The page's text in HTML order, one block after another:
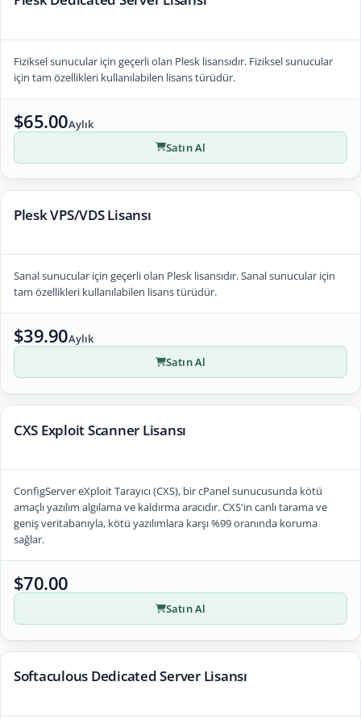
Fiziksel sunucular için geçerli olan Plesk lisansıdır. Fiziksel sunucular
için tam özellikleri kullanılabilen lisans türüdür.
$65.00Aylık
Satın Al
Plesk VPS/VDS Lisansı
Sanal sunucular için geçerli olan Plesk lisansıdır. Sanal sunucular için
tam özellikleri kullanılabilen lisans türüdür.
$39.90Aylık
Satın Al
CXS Exploit Scanner Lisansı
ConfigServer eXploit Tarayıcı (CXS), bir cPanel sunucusunda kötü
amaçlı yazılım algılama ve kaldırma aracıdır. CXS'in canlı tarama ve
geniş veritabanıyla, kötü yazılımlara karşı %99 oranında koruma
sağlar.
$70.00
Satın Al
Softaculous Dedicated Server Lisansı